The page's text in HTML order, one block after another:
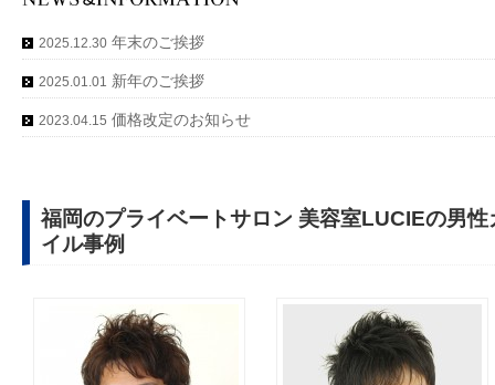
2025.12.30 年末のご挨拶
2025.01.01 新年のご挨拶
2023.04.15 価格改定のお知らせ
福岡のプライベートサロン 美容室LUCIEの男
イル事例